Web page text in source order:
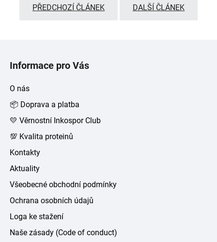
PŘEDCHOZÍ ČLÁNEK DALŠÍ ČLÁNEK
Informace pro Vás
O nás
📦 Doprava a platba
💛 Věrnostní Inkospor Club
💯 Kvalita proteinů
Kontakty
Aktuality
Všeobecné obchodní podmínky
Ochrana osobních údajů
Loga ke stažení
Naše zásady (Code of conduct)